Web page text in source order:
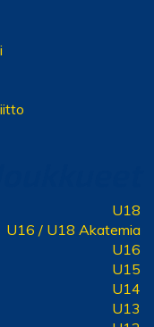
U18
U16 / U18 Akatemia
U16
U15
U14
U13